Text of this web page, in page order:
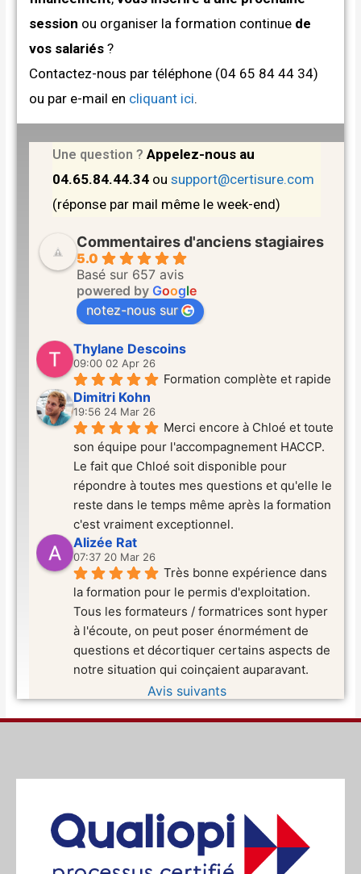
session ou organiser la formation continue de
vos salariés ?
Contactez-nous par téléphone (04 65 84 44 34)
ou par e-mail en cliquant ici.
Une question ? Appelez-nous au
04.65.84.44.34 ousupport@certisure.com
(réponse par mail même le week-end)
Commentaires d'anciens stagiaires
5.0
Basé sur 657 avis
powered by Google
notez-nous sur
Thylane Descoins
09:00 02 Apr 26
Formation complète et rapide
Dimitri Kohn
19:56 24 Mar 26
Merci encore à Chloé et toute
son équipe pour l'accompagnement HACCP.
Le fait que Chloé soit disponible pour
répondre à toutes mes questions et qu'elle le
reste dans le temps même après la formation
c'est vraiment exceptionnel.
Alizée Rat
07:37 20 Mar 26
Très bonne expérience dans
la formation pour le permis d'exploitation.
Tous les formateurs / formatrices sont hyper
à l'écoute, on peut poser énormément de
questions et décortiquer certains aspects de
notre situation qui coinçaient auparavant.
Avis suivants